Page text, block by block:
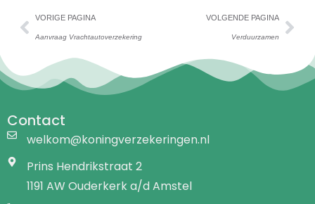
VORIGE PAGINA
Aanvraag Vrachtautoverzekering
VOLGENDE PAGINA
Verduurzamen
Contact
welkom@koningverzekeringen.nl
Prins Hendrikstraat 2
1191 AW Ouderkerk a/d Amstel